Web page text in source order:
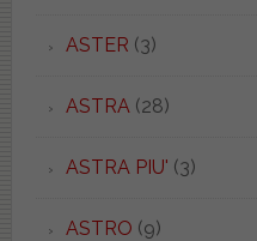
ASTER (3)
ASTRA(28)
ASTRA PIU' (3)
ASTRO (9)